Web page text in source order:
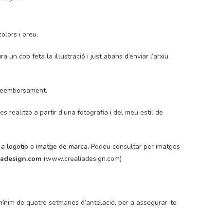
i preu.
un cop feta la il·lustració i just abans d’enviar l’arxiu
realitzo a partir d’una fotografia i del meu estil de
logotip o imatge de marca. Podeu consultar per imatges
(www.crealiadesign.com)
de quatre setmanes d’antelació, per a assegurar-te